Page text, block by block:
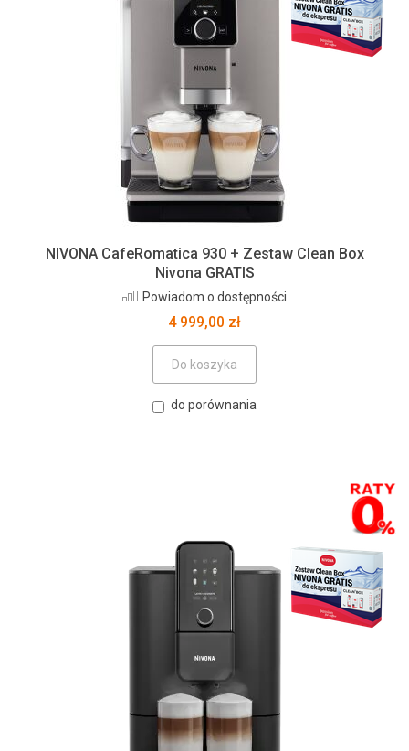
NIVONA CafeRomatica 930 + Zestaw Clean Box
Nivona GRATIS
Powiadom o dostępności
4 999,00 zł
Do koszyka
do porównania